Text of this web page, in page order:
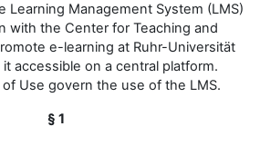
Learning Management System (LMS)
with the Center for Teaching and
e-learning at Ruhr-Universität
accessible on a central platform.
Use govern the use of the LMS.
§ 1